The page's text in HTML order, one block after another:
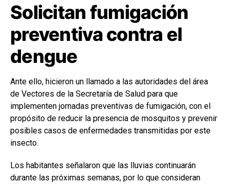
Solicitan fumigación
preventiva contra el
dengue
Ante ello, hicieron un llamado a las autoridades del área
de Vectores de la Secretaría de Salud para que
implementen jornadas preventivas de fumigación, con el
propósito de reducir la presencia de mosquitos y prevenir
posibles casos de enfermedades transmitidas por este
insecto.
Los habitantes señalaron que las lluvias continuarán
durante las próximas semanas, por lo que consideran